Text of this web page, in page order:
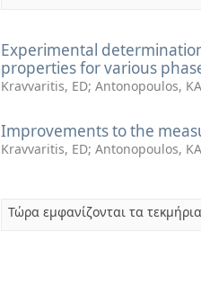
Experimental
properties for various
Kravvaritis, ED; Antonopoulos, KA
Improvements to the
Kravvaritis, ED; Antonopoulos, KA
Τώρα εμφανίζονται τα